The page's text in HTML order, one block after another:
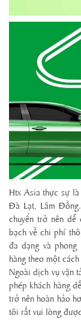
Htx Asia thực sự
Đà Lạt, Lâm
chuyển trở nên dễ
bạch về chi phí
đa dạng và
hàng theo một
Ngoài dịch vụ vận
phép khách hàng
trở nên hoàn hảo
tôi rất vui lòng